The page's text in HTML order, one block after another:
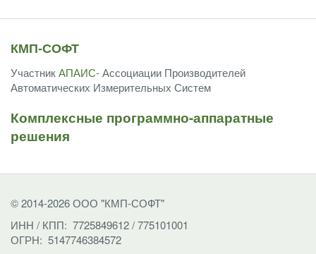
КМП-СОФТ
УчастникАПАИС- Ассоциации Производителей
Автоматических Измерительных Систем
Комплексные программно-аппаратные
решения
© 2014-2026 ООО "КМП-СОФТ"
ИНН / КПП: 7725849612 / 775101001
ОГРН: 5147746384572